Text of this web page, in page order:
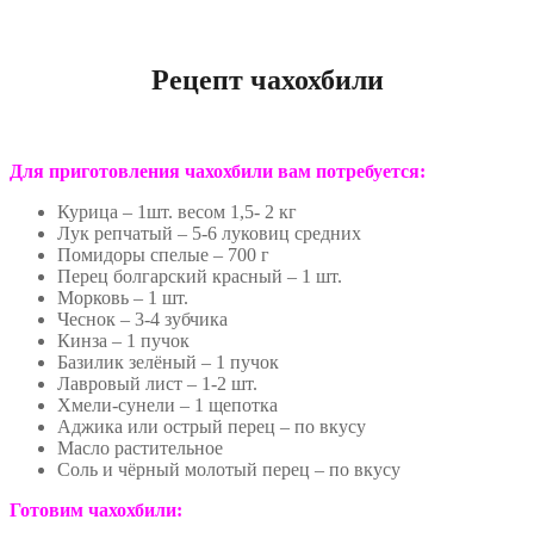
Рецепт чахохбили
Для приготовления чахохбили вам потребуется:
Курица – 1шт. весом 1,5- 2 кг
Лук репчатый – 5-6 луковиц средних
Помидоры спелые – 700 г
Перец болгарский красный – 1 шт.
Морковь – 1 шт.
Чеснок – 3-4 зубчика
Кинза – 1 пучок
Базилик зелёный – 1 пучок
Лавровый лист – 1-2 шт.
Хмели-сунели – 1 щепотка
Аджика или острый перец – по вкусу
Масло растительное
Соль и чёрный молотый перец – по вкусу
Готовим чахохбили: